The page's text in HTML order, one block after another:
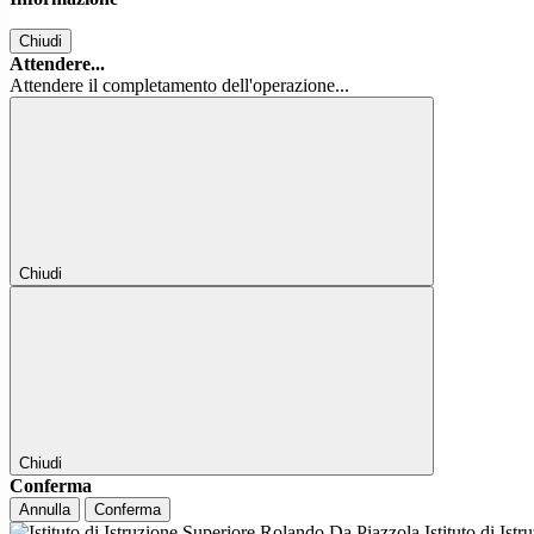
Chiudi
Attendere...
Attendere il completamento dell'operazione...
Chiudi
Chiudi
Conferma
Annulla Conferma